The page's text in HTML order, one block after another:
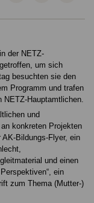
der NETZ-
um sich
besuchten sie den
Programm und trafen
Hauptamtlichen.
und
konkreten Projekten
Bildungs-Flyer, ein
und einen
ein
zum Thema (Mutter-)